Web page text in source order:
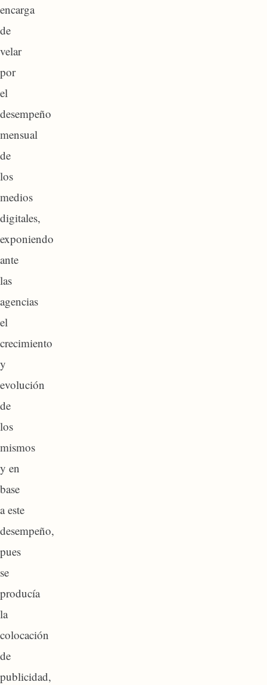
encarga
de
velar
por
el
desempeño
mensual
de
los
medios
digitales,
exponiendo
ante
las
agencias
el
crecimiento
y
evolución
de
los
mismos
y en
base
a este
desempeño,
pues
se
producía
la
colocación
de
publicidad,